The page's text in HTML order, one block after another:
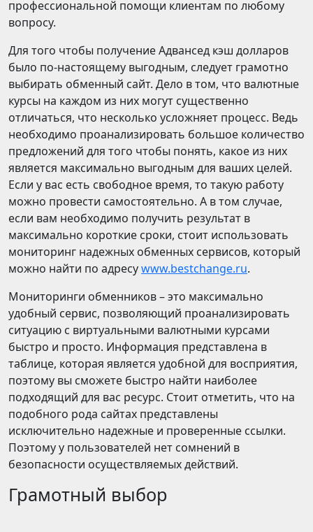
профессиональной помощи клиентам по любому
вопросу.
Для того чтобы получение Адвансед кэш долларов
было по-настоящему выгодным, следует грамотно
выбирать обменный сайт. Дело в том, что валютные
курсы на каждом из них могут существенно
отличаться, что несколько усложняет процесс. Ведь
необходимо проанализировать большое количество
предложений для того чтобы понять, какое из них
является максимально выгодным для ваших целей.
Если у вас есть свободное время, то такую работу
можно провести самостоятельно. А в том случае,
если вам необходимо получить результат в
максимально короткие сроки, стоит использовать
мониторинг надежных обменных сервисов, который
можно найти по адресуwww.bestchange.ru.
Мониторинги обменников – это максимально
удобный сервис, позволяющий проанализировать
ситуацию с виртуальными валютными курсами
быстро и просто. Информация представлена в
таблице, которая является удобной для восприятия,
поэтому вы сможете быстро найти наиболее
подходящий для вас ресурс. Стоит отметить, что на
подобного рода сайтах представлены
исключительно надежные и проверенные ссылки.
Поэтому у пользователей нет сомнений в
безопасности осуществляемых действий.
Грамотный выбор